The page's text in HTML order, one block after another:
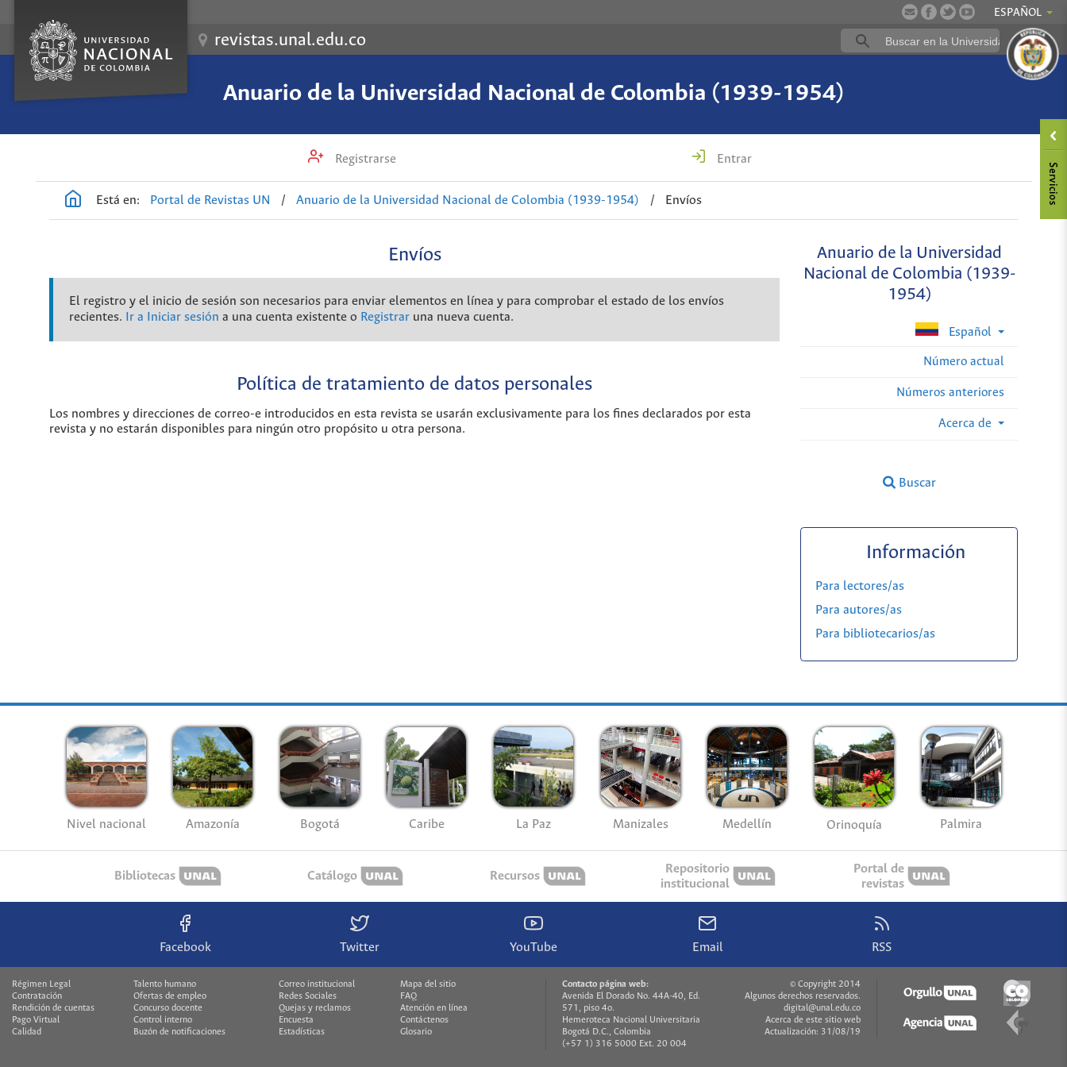
ESPAÑOL
revistas.unal.edu.co
Anuario de la Universidad Nacional de Colombia (1939-1954)
Registrarse Entrar
Está en: Portal de Revistas UN / Anuario de la Universidad Nacional de Colombia (1939-1954) / Envíos
Anuario de la Universidad
Nacional de Colombia (1939-
1954)
Español
Número actual
Números anteriores
Acerca de
Buscar
Envíos
El registro y el inicio de sesión son necesarios para enviar elementos en línea y para comprobar el estado de los envíos
recientes.
Ir a Iniciar sesión a una cuenta existente o Registrar una nueva cuenta.
Política de tratamiento de datos personales
Los nombres y direcciones de correo-e introducidos en esta revista se usarán exclusivamente para los fines declarados por esta
revista y no estarán disponibles para ningún otro propósito u otra persona.
Información
Para lectores/as
Para autores/as
Para bibliotecarios/as
Nivel nacional Amazonía Bogotá Caribe La Paz Manizales Medellín Orinoquía Palmira
Bibliotecas Catálogo Recursos
Repositorio
institucional
Portal de
revistas
Facebook Twitter YouTube Email RSS
Régimen Legal
Talento humano
Contratación
Ofertas de empleo
Rendición de cuentas
Concurso docente
Pago Virtual
Control interno
Calidad
Buzón de notificaciones
Correo institucional
Mapa del sitio
Redes Sociales
FAQ
Quejas y reclamos
Atención en línea
Encuesta
Contáctenos
Estadísticas
Glosario
Contacto página web:
Avenida El Dorado No. 44A-40, Ed.
571, piso 4o.
Hemeroteca Nacional Universitaria
Bogotá D.C., Colombia
(+57 1) 316 5000 Ext. 20 004
© Copyright 2014
Algunos derechos reservados.
digital@unal.edu.co
Acerca de este sitio web
Actualización: 31/08/19